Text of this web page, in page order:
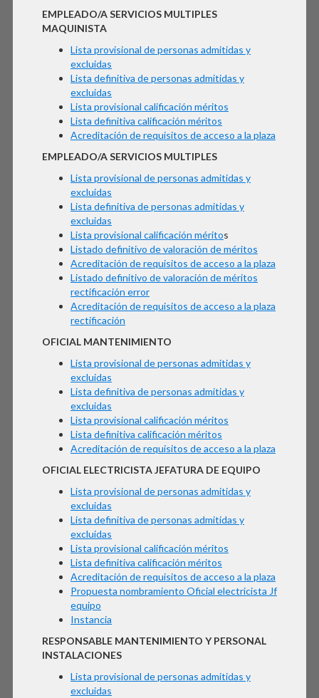
EMPLEADO/A SERVICIOS MULTIPLES
MAQUINISTA
Lista provisional de personas admitidas y
excluidas
Lista definitiva de personas admitidas y
excluidas
Lista provisional calificación méritos
Lista definitiva calificación méritos
Acreditación de requisitos de acceso a la plaza
EMPLEADO/A SERVICIOS MULTIPLES
Lista provisional de personas admitidas y
excluidas
Lista definitiva de personas admitidas y
excluidas
Lista provisional calificación méritos
Listado definitivo de valoración de méritos
Acreditación de requisitos de acceso a la plaza
Listado definitivo de valoración de méritos
rectificación error
Acreditación de requisitos de acceso a la plaza
rectificación
OFICIAL MANTENIMIENTO
Lista provisional de personas admitidas y
excluidas
Lista definitiva de personas admitidas y
excluidas
Lista provisional calificación méritos
Lista definitiva calificación méritos
Acreditación de requisitos de acceso a la plaza
OFICIAL ELECTRICISTA JEFATURA DE EQUIPO
Lista provisional de personas admitidas y
excluidas
Lista definitiva de personas admitidas y
excluidas
Lista provisional calificación méritos
Lista definitiva calificación méritos
Acreditación de requisitos de acceso a la plaza
Propuesta nombramiento Oficial electricista Jf
equipo
Instancia
RESPONSABLE MANTENIMIENTO Y PERSONAL
INSTALACIONES
Lista provisional de personas admitidas y
excluidas